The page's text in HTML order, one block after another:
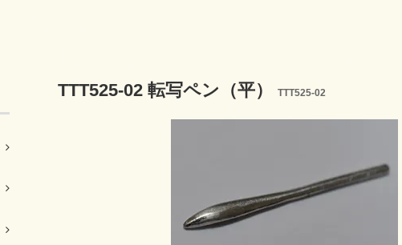
TTT525-02 転写ペン（平） TTT525-02